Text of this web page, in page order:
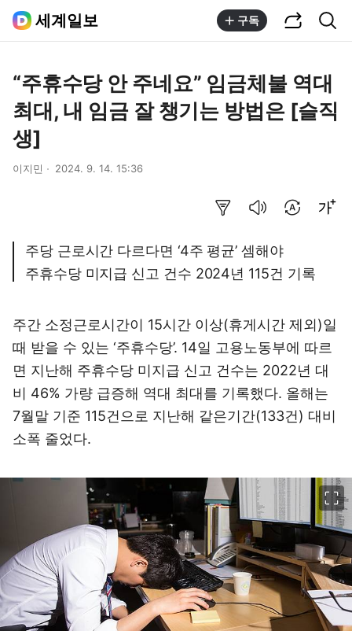
세계일보 구독
“주휴수당 안 주네요” 임금체불 역대
최대, 내 임금 잘 챙기는 방법은 [슬직
생]
이지민 2024. 9. 14. 15:36
주당 근로시간 다르다면 ‘4주 평균’ 셈해야
주휴수당 미지급 신고 건수 2024년 115건 기록
주간 소정근로시간이 15시간 이상(휴게시간 제외)일
때 받을 수 있는 ‘주휴수당’. 14일 고용노동부에 따르
면 지난해 주휴수당 미지급 신고 건수는 2022년 대
비 46% 가량 급증해 역대 최대를 기록했다. 올해는
7월말 기준 115건으로 지난해 같은기간(133건) 대비
소폭 줄었다.